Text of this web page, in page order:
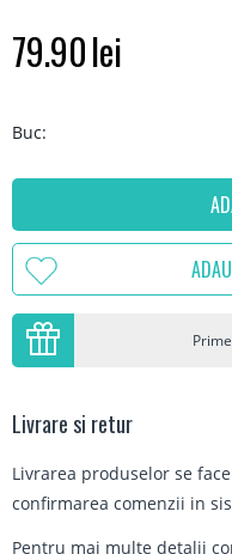
79.90lei
Buc:
Livrare si retur
Livrarea produselor se
confirmarea comenzii in
Pentru mai multe detalii